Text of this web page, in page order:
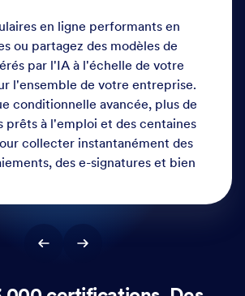
en ligne performants en
ou partagez des modèles de
par l'IA à l'échelle de votre
l'ensemble de votre entreprise.
conditionnelle avancée, plus de
prêts à l'emploi et des centaines
collecter instantanément des
des e-signatures et bien